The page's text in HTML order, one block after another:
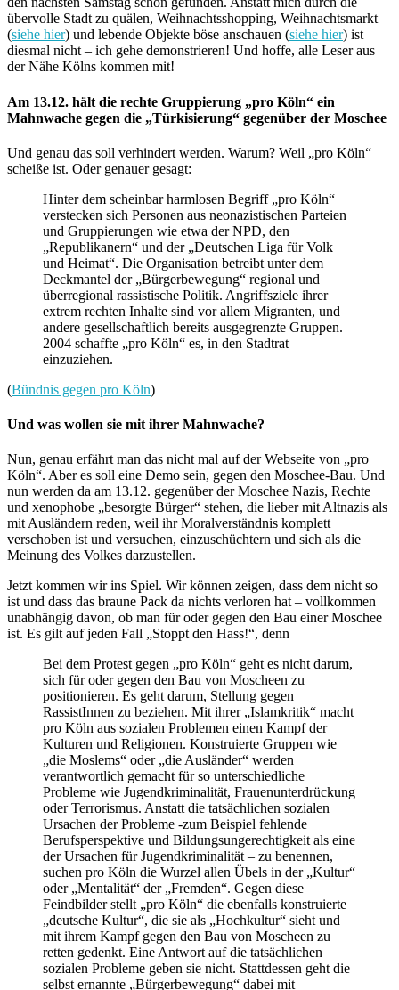
übervolle Stadt zu quälen, Weihnachtsshopping, Weihnachtsmarkt
(siehe hier) und lebende Objekte böse anschauen (siehe hier) ist
diesmal nicht – ich gehe demonstrieren! Und hoffe, alle Leser aus
der Nähe Kölns kommen mit!
Am 13.12. hält die rechte Gruppierung „pro Köln“ ein
Mahnwache gegen die „Türkisierung“ gegenüber der Moschee
Und genau das soll verhindert werden. Warum? Weil „pro Köln“
scheiße ist. Oder genauer gesagt:
Hinter dem scheinbar harmlosen Begriff „pro Köln“
verstecken sich Personen aus neonazistischen Parteien
und Gruppierungen wie etwa der NPD, den
„Republikanern“ und der „Deutschen Liga für Volk
und Heimat“. Die Organisation betreibt unter dem
Deckmantel der „Bürgerbewegung“ regional und
überregional rassistische Politik. Angriffsziele ihrer
extrem rechten Inhalte sind vor allem Migranten, und
andere gesellschaftlich bereits ausgegrenzte Gruppen.
2004 schaffte „pro Köln“ es, in den Stadtrat
einzuziehen.
(Bündnis gegen pro Köln)
Und was wollen sie mit ihrer Mahnwache?
Nun, genau erfährt man das nicht mal auf der Webseite von „pro
Köln“. Aber es soll eine Demo sein, gegen den Moschee-Bau. Und
nun werden da am 13.12. gegenüber der Moschee Nazis, Rechte
und xenophobe „besorgte Bürger“ stehen, die lieber mit Altnazis als
mit Ausländern reden, weil ihr Moralverständnis komplett
verschoben ist und versuchen, einzuschüchtern und sich als die
Meinung des Volkes darzustellen.
Jetzt kommen wir ins Spiel. Wir können zeigen, dass dem nicht so
ist und dass das braune Pack da nichts verloren hat – vollkommen
unabhängig davon, ob man für oder gegen den Bau einer Moschee
ist. Es gilt auf jeden Fall „Stoppt den Hass!“, denn
Bei dem Protest gegen „pro Köln“ geht es nicht darum,
sich für oder gegen den Bau von Moscheen zu
positionieren. Es geht darum, Stellung gegen
RassistInnen zu beziehen. Mit ihrer „Islamkritik“ macht
pro Köln aus sozialen Problemen einen Kampf der
Kulturen und Religionen. Konstruierte Gruppen wie
„die Moslems“ oder „die Ausländer“ werden
verantwortlich gemacht für so unterschiedliche
Probleme wie Jugendkriminalität, Frauenunterdrückung
oder Terrorismus. Anstatt die tatsächlichen sozialen
Ursachen der Probleme -zum Beispiel fehlende
Berufsperspektive und Bildungsungerechtigkeit als eine
der Ursachen für Jugendkriminalität – zu benennen,
suchen pro Köln die Wurzel allen Übels in der „Kultur“
oder „Mentalität“ der „Fremden“. Gegen diese
Feindbilder stellt „pro Köln“ die ebenfalls konstruierte
„deutsche Kultur“, die sie als „Hochkultur“ sieht und
mit ihrem Kampf gegen den Bau von Moscheen zu
retten gedenkt. Eine Antwort auf die tatsächlichen
sozialen Probleme geben sie nicht. Stattdessen geht die
selbst ernannte „Bürgerbewegung“ dabei mit